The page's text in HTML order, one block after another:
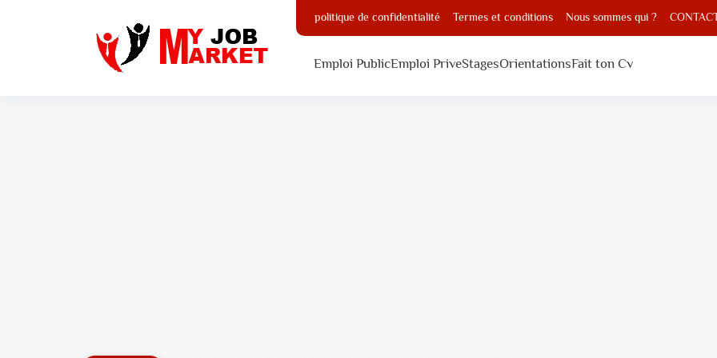
politique de confidentialité Termes et conditions Nous sommes qui ?
Emploi PublicEmploi PriveStagesOrientationsFait ton Cv